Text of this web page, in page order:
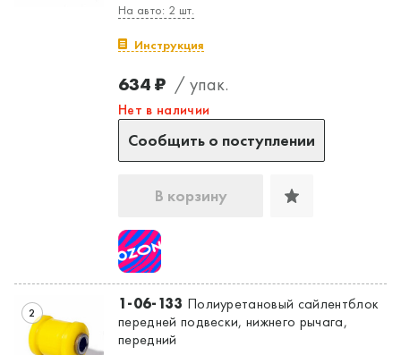
Да, верно Нет, выбрать другой
На авто: 2 шт.
Инструкция
634 ₽ / упак.
Нет в наличии
Сообщить о поступлении
В корзину
2 1-06-133 Полиуретановый сайлентблок
передней подвески, нижнего рычага,
передний